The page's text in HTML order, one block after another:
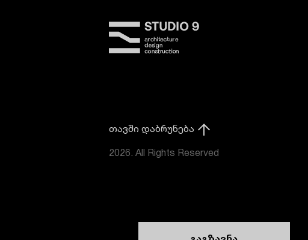
თავში დაბრუნება
2026. All Rights Reserved